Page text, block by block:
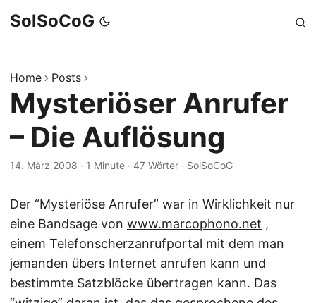
SolSoCoG
Home Posts
Mysteriöser Anrufer
– Die Auflösung
14. März 2008 · 1 Minute · 47 Wörter · SolSoCoG
Der “Mysteriöse Anrufer” war in Wirklichkeit nur
eine Bandsage von www.marcophono.net ,
einem Telefonscherzanrufportal mit dem man
jemanden übers Internet anrufen kann und
bestimmte Satzblöcke übertragen kann. Das